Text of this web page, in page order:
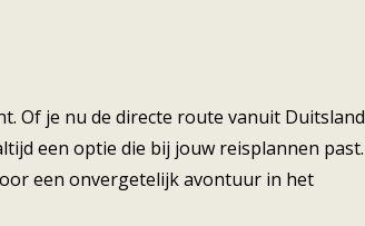
Of je nu de directe route vanuit Duitsland
een optie die bij jouw reisplannen past.
een onvergetelijk avontuur in het